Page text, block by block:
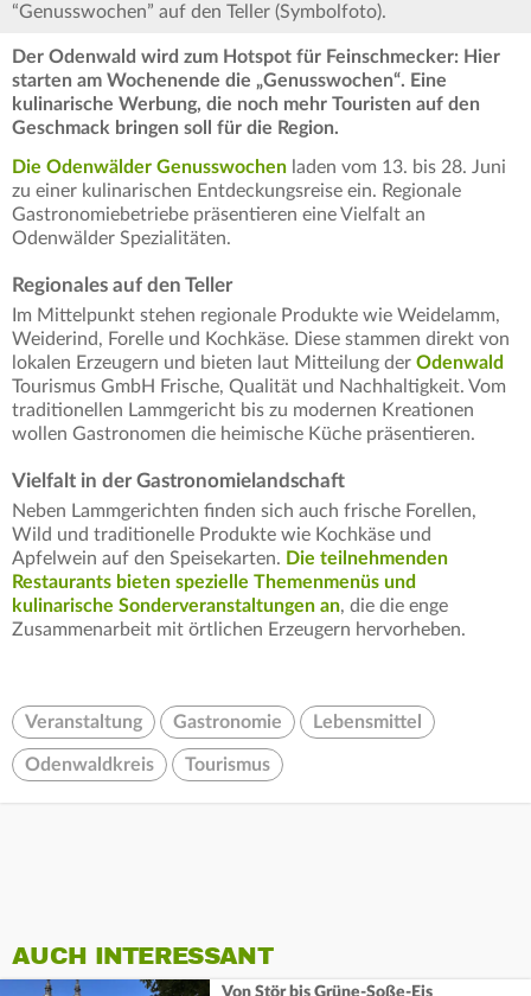
“Genusswochen” auf den Teller (Symbolfoto).
Der Odenwald wird zum Hotspot für Feinschmecker: Hier
starten am Wochenende die „Genusswochen“. Eine
kulinarische Werbung, die noch mehr Touristen auf den
Geschmack bringen soll für die Region.
Die Odenwälder Genusswochen laden vom 13. bis 28. Juni
zu einer kulinarischen Entdeckungsreise ein. Regionale
Gastronomiebetriebe präsentieren eine Vielfalt an
Odenwälder Spezialitäten.
Regionales auf den Teller
Im Mittelpunkt stehen regionale Produkte wie Weidelamm,
Weiderind, Forelle und Kochkäse. Diese stammen direkt von
lokalen Erzeugern und bieten laut Mitteilung der Odenwald
Tourismus GmbH Frische, Qualität und Nachhaltigkeit. Vom
traditionellen Lammgericht bis zu modernen Kreationen
wollen Gastronomen die heimische Küche präsentieren.
Vielfalt in der Gastronomielandschaft
Neben Lammgerichten finden sich auch frische Forellen,
Wild und traditionelle Produkte wie Kochkäse und
Apfelwein auf den Speisekarten. Die teilnehmenden
Restaurants bieten spezielle Themenmenüs und
kulinarische Sonderveranstaltungen an, die die enge
Zusammenarbeit mit örtlichen Erzeugern hervorheben.
Veranstaltung Gastronomie Lebensmittel
Odenwaldkreis Tourismus
AUCH INTERESSANT
Von Stör bis Grüne-Soße-Eis